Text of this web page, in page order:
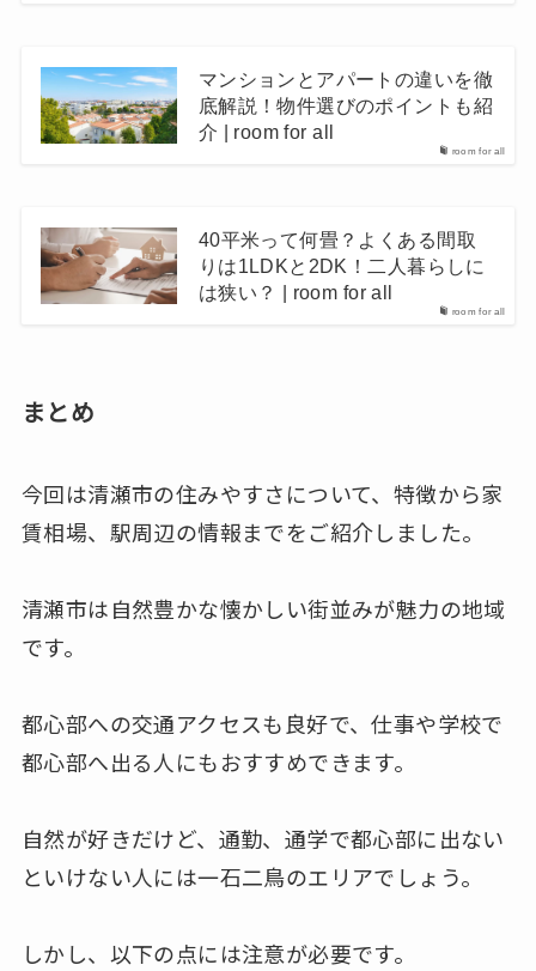
room for all
マンションとアパートの違いを徹
底解説！物件選びのポイントも紹
介 | room for all
room for all
40平米って何畳？よくある間取
りは1LDKと2DK！二人暮らしに
は狭い？ | room for all
まとめ
今回は清瀬市の住みやすさについて、特徴から家
賃相場、駅周辺の情報までをご紹介しました。
清瀬市は自然豊かな懐かしい街並みが魅力の地域
です。
都心部への交通アクセスも良好で、仕事や学校で
都心部へ出る人にもおすすめできます。
自然が好きだけど、通勤、通学で都心部に出ない
といけない人には一石二鳥のエリアでしょう。
しかし、以下の点には注意が必要です。